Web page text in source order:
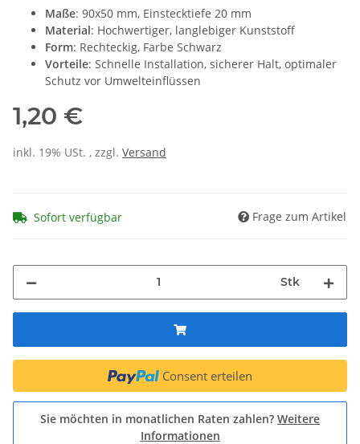
Maße: 90x50 mm, Einstecktiefe 20 mm
Material: Hochwertiger, langlebiger Kunststoff
Form: Rechteckig, Farbe Schwarz
Vorteile: Schnelle Installation, sicherer Halt, optimaler
Schutz vor Umwelteinflüssen
1,20 €
inkl. 19% USt. , zzgl. Versand
Sofort verfügbar Frage zum Artikel
Stk
Consent erteilen
Sie möchten in monatlichen Raten zahlen? Weitere
Informationen